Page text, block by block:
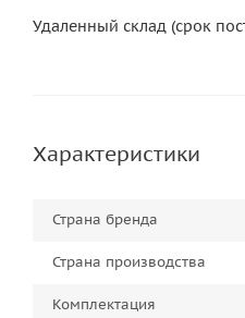
Удаленный склад (срок
Характеристики
Страна бренда
Страна производства
Комплектация